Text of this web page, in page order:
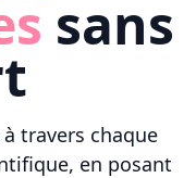
sans
travers chaque
en posant